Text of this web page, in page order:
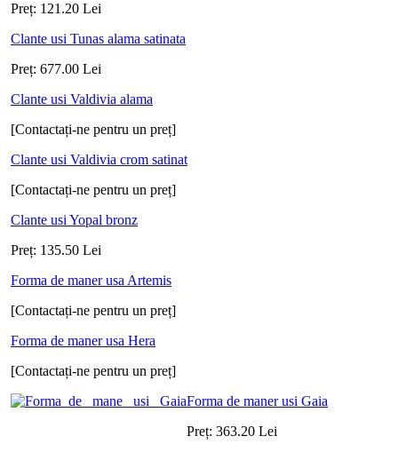
Preț: 121.20 Lei
Clante usi Tunas alama satinata
Preț: 677.00 Lei
Clante usi Valdivia alama
[Contactați-ne pentru un preț]
Clante usi Valdivia crom satinat
[Contactați-ne pentru un preț]
Clante usi Yopal bronz
Preț: 135.50 Lei
Forma de maner usa Artemis
[Contactați-ne pentru un preț]
Forma de maner usa Hera
[Contactați-ne pentru un preț]
Forma de maner usi Gaia
Preț: 363.20 Lei